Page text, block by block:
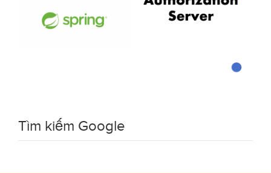
Tìm kiếm Google